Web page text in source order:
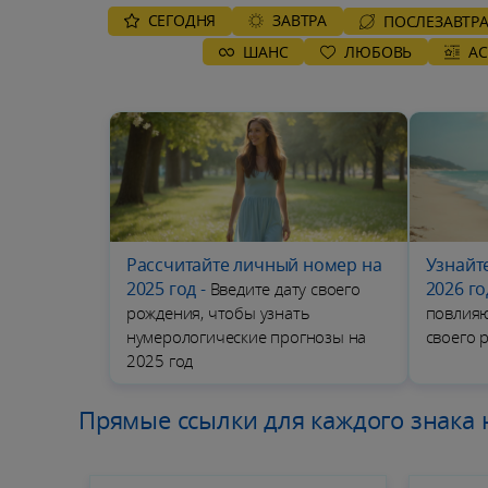
СЕГОДНЯ ЗАВТРА ПОСЛЕЗАВТРА
ШАНС
ЛЮБОВЬ
Рассчитайте личный номер на
2025 год- Введите дату своего
рождения, чтобы узнать
нумерологические прогнозы на
2025 год
2026
своего
Прямые ссылки для каждого знака